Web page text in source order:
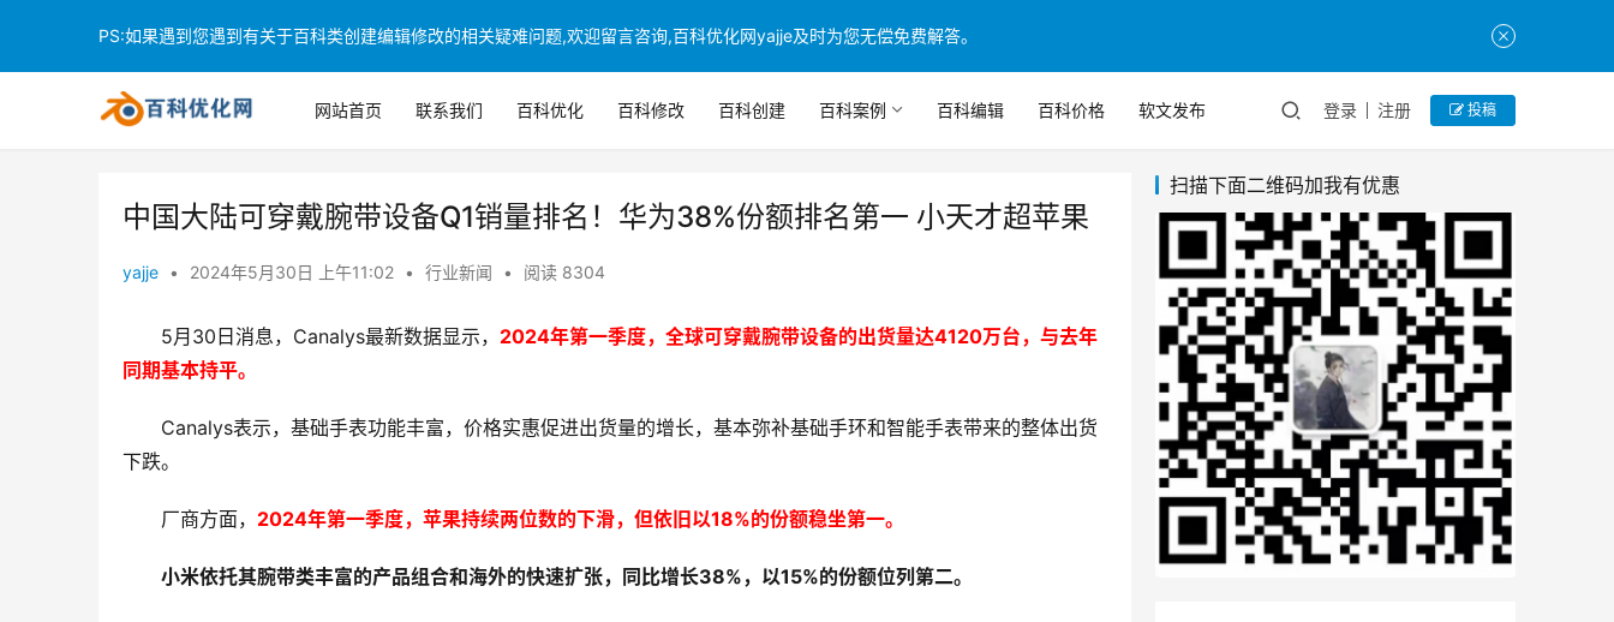
网站首页 联系我们 百科优化 百科修改 百科创建 百科案例 百科编辑 百科价格 软文发布 登录 注册 投稿
中国大陆可穿戴腕带设备Q1销量排名！华为38%份额排名第一 小天才超苹果
yajje • 2024年5月30日 上午11:02 • 行业新闻 • 阅读 8304
5月30日消息，Canalys最新数据显示， 2024年第一季度，全球可穿戴腕带设备的出货量达4120万台，与去年
同期基本持平。
Canalys表示，基础手表功能丰富，价格实惠促进出货量的增长，基本弥补基础手环和智能手表带来的整体出货
下跌。
厂商方面， 2024年第一季度，苹果持续两位数的下滑，但依旧以18%的份额稳坐第一。
小米依托其腕带类丰富的产品组合和海外的快速扩张，同比增长38%，以15%的份额位列第二。
扫描下面二维码加我有优惠
PS:如果遇到您遇到有关于百科类创建编辑修改的相关疑难问题,欢迎留言咨询,百科优化网yajje及时为您无偿免费解答。